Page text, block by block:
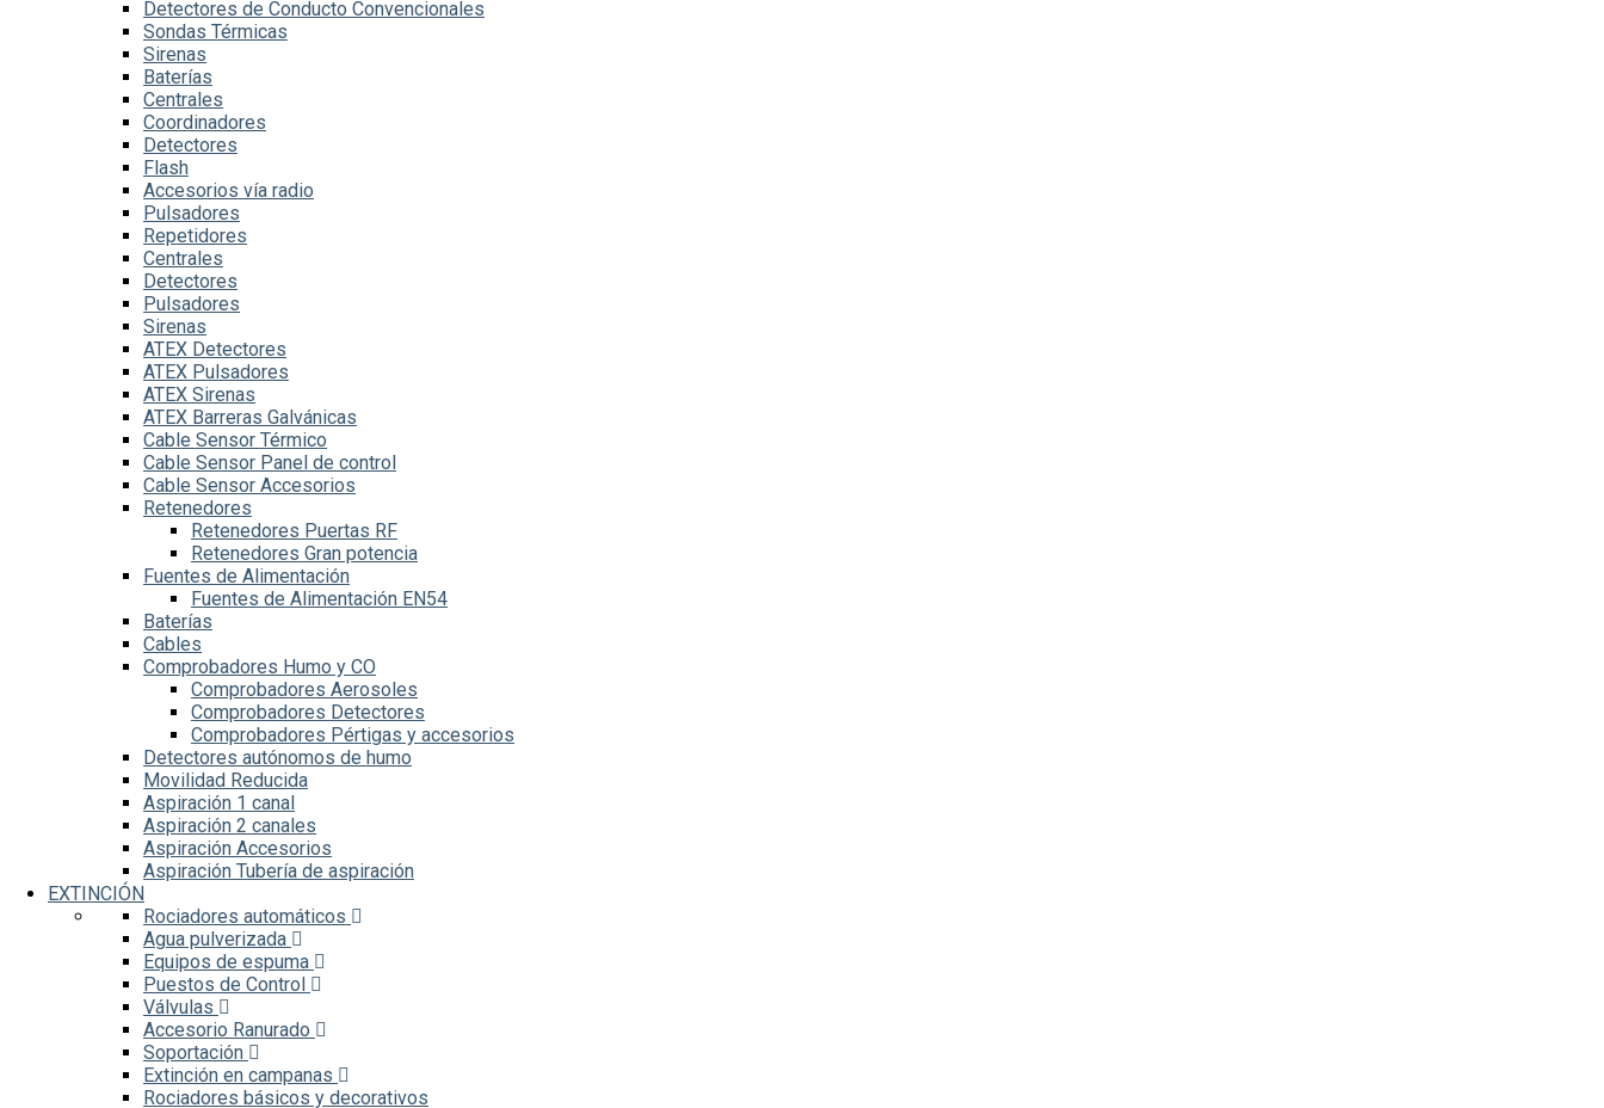
Detectores de Conducto Convencionales
Sondas Térmicas
Sirenas
Baterías
Centrales
Coordinadores
Detectores
Flash
Accesorios vía radio
Pulsadores
Repetidores
Centrales
Detectores
Pulsadores
Sirenas
ATEX Detectores
ATEX Pulsadores
ATEX Sirenas
ATEX Barreras Galvánicas
Cable Sensor Térmico
Cable Sensor Panel de control
Cable Sensor Accesorios
Retenedores
Retenedores Puertas RF
Retenedores Gran potencia
Fuentes de Alimentación
Fuentes de Alimentación EN54
Baterías
Cables
Comprobadores Humo y CO
Comprobadores Aerosoles
Comprobadores Detectores
Comprobadores Pértigas y accesorios
Detectores autónomos de humo
Movilidad Reducida
Aspiración 1 canal
Aspiración 2 canales
Aspiración Accesorios
Aspiración Tubería de aspiración
EXTINCIÓN
Rociadores automáticos
Agua pulverizada
Equipos de espuma
Puestos de Control
Válvulas
Accesorio Ranurado
Soportación
Extinción en campanas
Rociadores básicos y decorativos